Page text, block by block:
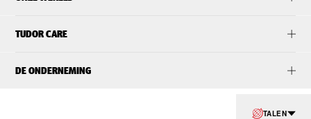
TUDOR CARE
DE ONDERNEMING
TALEN